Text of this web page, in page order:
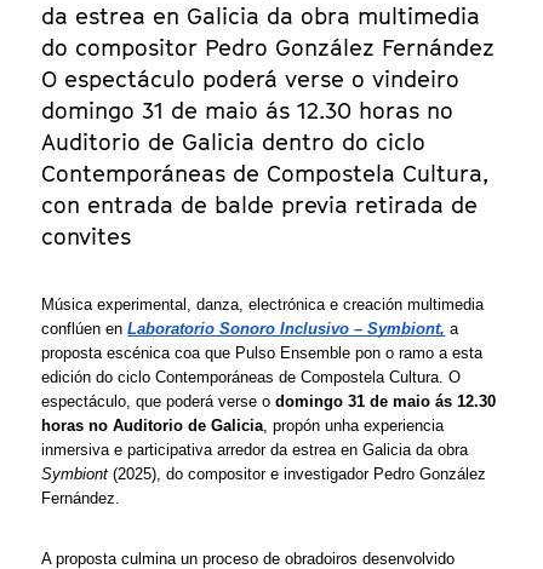
da estrea en Galicia da obra multimedia
do compositor Pedro González Fernández
O espectáculo poderá verse o vindeiro
domingo 31 de maio ás 12.30 horas no
Auditorio de Galicia dentro do ciclo
Contemporáneas de Compostela Cultura,
con entrada de balde previa retirada de
convites
Música experimental, danza, electrónica e creación multimedia
conflúen en Laboratorio Sonoro Inclusivo – Symbiont, a
proposta escénica coa que Pulso Ensemble pon o ramo a esta
edición do ciclo Contemporáneas de Compostela Cultura. O
espectáculo, que poderá verse o domingo 31 de maio ás 12.30
horas no Auditorio de Galicia , propón unha experiencia
Symbiont (2025), do compositor e investigador Pedro González
Fernández.
A proposta culmina un proceso de obradoiros desenvolvido